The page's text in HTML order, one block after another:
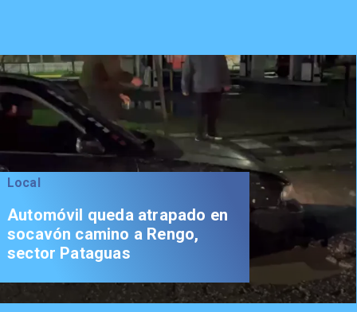
Local
Automóvil queda atrapado en
socavón camino a Rengo,
sector Pataguas